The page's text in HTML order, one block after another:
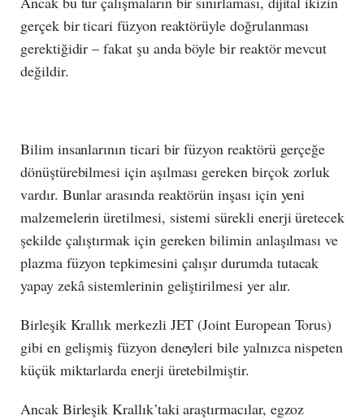
gerçek bir ticari füzyon reaktörüyle doğrulanması
gerektiğidir – fakat şu anda böyle bir reaktör mevcut
değildir.
Bilim insanlarının ticari bir füzyon reaktörü gerçeğe
dönüştürebilmesi için aşılması gereken birçok zorluk
vardır. Bunlar arasında reaktörün inşası için yeni
malzemelerin üretilmesi, sistemi sürekli enerji üretecek
şekilde çalıştırmak için gereken bilimin anlaşılması ve
plazma füzyon tepkimesini çalışır durumda tutacak
yapay zekâ sistemlerinin geliştirilmesi yer alır.
Birleşik Krallık merkezli JET (Joint European Torus)
gibi en gelişmiş füzyon deneyleri bile yalnızca nispeten
küçük miktarlarda enerji üretebilmiştir.
Ancak Birleşik Krallık’taki araştırmacılar, egzoz